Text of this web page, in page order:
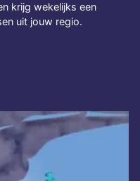
krijg wekelijks een
uit jouw regio.